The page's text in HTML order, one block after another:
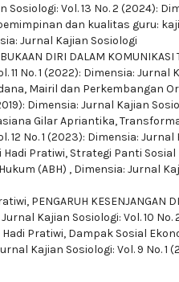
Sosiologi: Vol. 13 No. 2 (2024):
dan kualitas guru:
Jurnal Kajian Sosiologi
DIRI DALAM
11 No. 1 (2022): Dimensia: Jurnal
Mairil dan Perkembangan
Dimensia: Jurnal Kajian
Gilar Apriantika,
12 No. 1 (2023): Dimensia:
Pratiwi, Strategi Panti
(ABH) , Dimensia: Jurnal
PENGARUH KESENJANGAN
Kajian Sosiologi: Vol. 10
Pratiwi, Dampak Sosial
Kajian Sosiologi: Vol. 9 No.